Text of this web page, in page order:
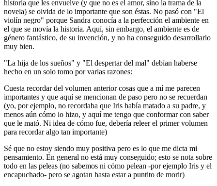
historia que les envuelve (y que no es el amor, sino la trama de la
novela) se olvida de lo importante que son éstas. No pasó con "El
violín negro" porque Sandra conocía a la perfección el ambiente en
el que se movía la historia. Aquí, sin embargo, el ambiente es de
género fantástico, de su invención, y no ha conseguido desarrollarlo
muy bien.
"La hija de los sueños" y "El despertar del mal" debían haberse
hecho en un solo tomo por varias razones:
Cuesta recordar del volumen anterior cosas que a mí me parecen
importantes y que aquí se mencionan de paso pero no se recuerdan
(yo, por ejemplo, no recordaba que Iris había matado a su padre, y
menos aún cómo lo hizo, y aquí me tengo que conformar con saber
que le mató. Ni idea de cómo fue, debería releer el primer volumen
para recordar algo tan importante)
Sé que no estoy siendo muy positiva pero es lo que me dicta mi
pensamiento. En general no está muy conseguido; esto se nota sobre
todo en las peleas (no sabemos ni cómo pelean -por ejemplo Iris y el
encapuchado- pero se agotan hasta estar a puntito de morir)